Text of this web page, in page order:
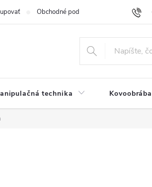
Obchodné podmienky
technika